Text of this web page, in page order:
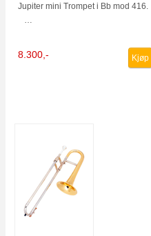
Jupiter mini Trompet i Bb mod 416.
8.300,- Kjøp